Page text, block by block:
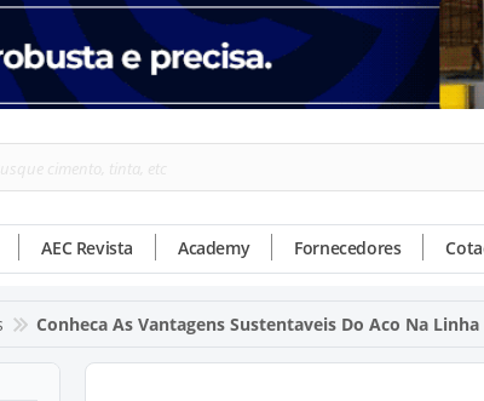
AEC Revista Academy Fornecedores
Conheca As Vantagens Sustentaveis Do Aco Na